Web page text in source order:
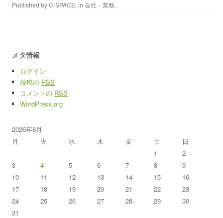
Published byC-SPACE, in 会社・業務.
メタ情報
ログイン
投稿の RSS
コメントの RSS
WordPress.org
2026年8月
月
火 水 木 金 土 日
1
2
3
4 5 6 7 8
9
10
11 12 13 14 15
16
17
18 19 20 21 22
23
24
25 26 27 28 29
30
31